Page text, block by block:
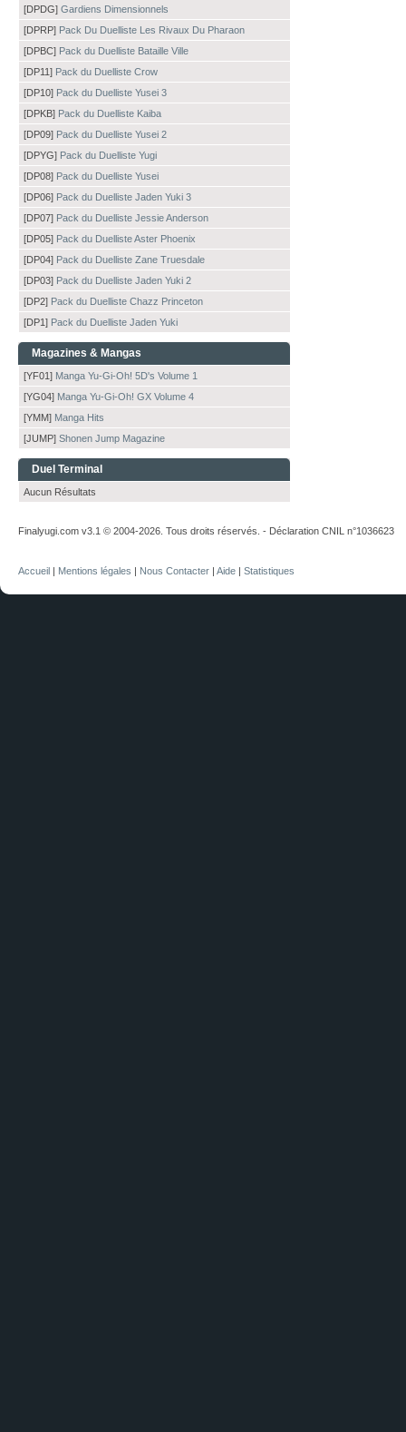
[DPDG] Gardiens Dimensionnels
[DPRP] Pack Du Duelliste Les Rivaux Du Pharaon
[DPBC] Pack du Duelliste Bataille Ville
[DP11] Pack du Duelliste Crow
[DP10] Pack du Duelliste Yusei 3
[DPKB] Pack du Duelliste Kaiba
[DP09] Pack du Duelliste Yusei 2
[DPYG] Pack du Duelliste Yugi
[DP08] Pack du Duelliste Yusei
[DP06] Pack du Duelliste Jaden Yuki 3
[DP07] Pack du Duelliste Jessie Anderson
[DP05] Pack du Duelliste Aster Phoenix
[DP04] Pack du Duelliste Zane Truesdale
[DP03] Pack du Duelliste Jaden Yuki 2
[DP2] Pack du Duelliste Chazz Princeton
[DP1] Pack du Duelliste Jaden Yuki
Magazines & Mangas
[YF01] Manga Yu-Gi-Oh! 5D's Volume 1
[YG04] Manga Yu-Gi-Oh! GX Volume 4
[YMM] Manga Hits
[JUMP] Shonen Jump Magazine
Duel Terminal
Aucun Résultats
Finalyugi.com v3.1 © 2004-2026. Tous droits réservés. - Déclaration CNIL n°1036623
Accueil | Mentions légales | Nous Contacter | Aide | Statistiques